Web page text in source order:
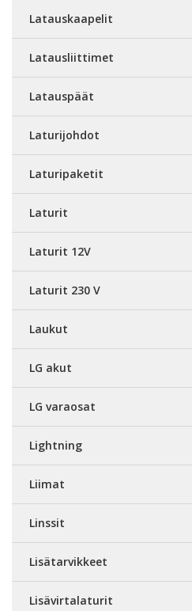
Latauskaapelit
Latausliittimet
Latauspäät
Laturijohdot
Laturipaketit
Laturit
Laturit 12V
Laturit 230 V
Laukut
LG akut
LG varaosat
Lightning
Liimat
Linssit
Lisätarvikkeet
Lisävirtalaturit